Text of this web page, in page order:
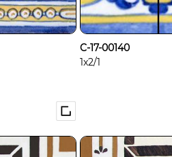
C-17-00140
1x2/1